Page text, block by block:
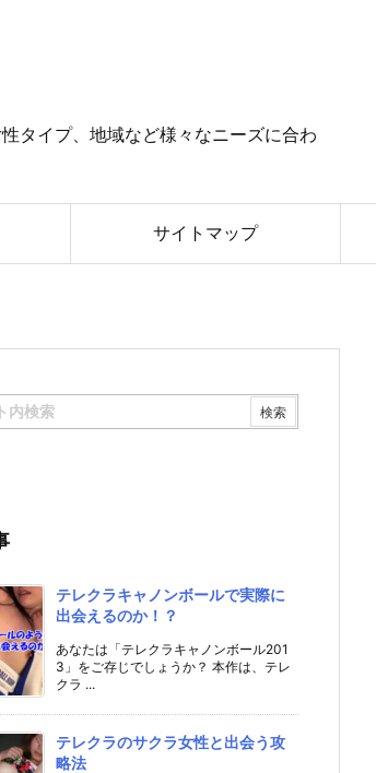
タイプ、地域など様々なニーズに合わ
サイトマップ
テレクラキャノンボールで実際に
出会えるのか！？
あなたは「テレクラキャノンボール201
3」をご存じでしょうか？ 本作は、テレ
クラ ...
テレクラのサクラ女性と出会う攻
略法